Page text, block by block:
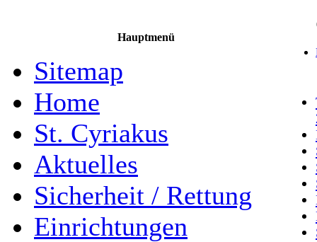
Hauptmenü
Sitemap
Home
St. Cyriakus
Aktuelles
Sicherheit / Rettung
Einrichtungen